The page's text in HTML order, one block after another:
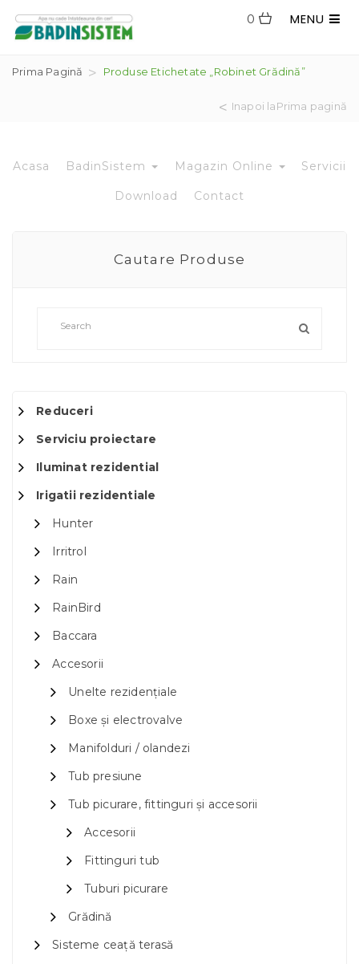
MENU
0
Prima Pagină Produse Etichetate „robinet Grădină”
Inapoi laPrima pagină
Acasa BadinSistem Magazin Online Servicii
Download Contact
Cautare Produse
Reduceri
Serviciu proiectare
Iluminat rezidential
Irigatii rezidentiale
Hunter
Irritrol
Rain
RainBird
Baccara
Accesorii
Unelte rezidențiale
Boxe și electrovalve
Manifolduri / olandezi
Tub presiune
Tub picurare, fittinguri și accesorii
Accesorii
Fittinguri tub
Tuburi picurare
Grădină
Sisteme ceață terasă